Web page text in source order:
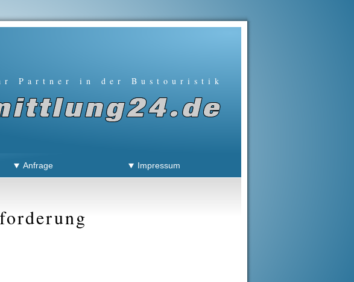
Partner in der Bustouristik
Anfrage Impressum